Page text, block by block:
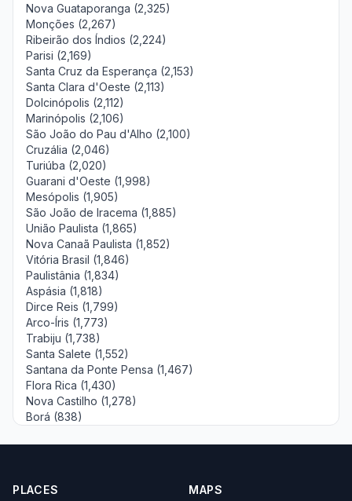
Nova Guataporanga (2,325)
Monções (2,267)
Ribeirão dos Índios (2,224)
Parisi (2,169)
Santa Cruz da Esperança (2,153)
Santa Clara d'Oeste (2,113)
Dolcinópolis (2,112)
Marinópolis (2,106)
São João do Pau d'Alho (2,100)
Cruzália (2,046)
Turiúba (2,020)
Guarani d'Oeste (1,998)
Mesópolis (1,905)
São João de Iracema (1,885)
União Paulista (1,865)
Nova Canaã Paulista (1,852)
Vitória Brasil (1,846)
Paulistânia (1,834)
Aspásia (1,818)
Dirce Reis (1,799)
Arco-Íris (1,773)
Trabiju (1,738)
Santa Salete (1,552)
Santana da Ponte Pensa (1,467)
Flora Rica (1,430)
Nova Castilho (1,278)
Borá (838)
PLACES MAPS